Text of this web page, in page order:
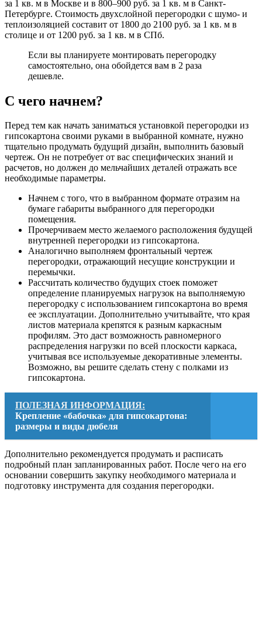
за 1 кв. м в Москве и в 800–900 руб. за 1 кв. м в Санкт-
Петербурге. Стоимость двухслойной перегородки с шумо- и
теплоизоляцией составит от 1800 до 2100 руб. за 1 кв. м в
столице и от 1200 руб. за 1 кв. м в СПб.
Если вы планируете монтировать перегородку
самостоятельно, она обойдется вам в 2 раза
дешевле.
С чего начнем?
Перед тем как начать заниматься установкой перегородки из
гипсокартона своими руками в выбранной комнате, нужно
тщательно продумать будущий дизайн, выполнить базовый
чертеж. Он не потребует от вас специфических знаний и
расчетов, но должен до мельчайших деталей отражать все
необходимые параметры.
Начнем с того, что в выбранном формате отразим на
бумаге габариты выбранного для перегородки
помещения.
Прочерчиваем место желаемого расположения будущей
внутренней перегородки из гипсокартона.
Аналогично выполняем фронтальный чертеж
перегородки, отражающий несущие конструкции и
перемычки.
Рассчитать количество будущих стоек поможет
определение планируемых нагрузок на выполняемую
перегородку с использованием гипсокартона во время
ее эксплуатации. Дополнительно учитывайте, что края
листов материала крепятся к разным каркасным
профилям. Это даст возможность равномерного
распределения нагрузки по всей плоскости каркаса,
учитывая все используемые декоративные элементы.
Возможно, вы решите сделать стену с полками из
гипсокартона.
ПОЛЕЗНАЯ ИНФОРМАЦИЯ:
Крепление «бабочка» для гипсокартона:
размеры и виды дюбеля
Дополнительно рекомендуется продумать и расписать
подробный план запланированных работ. После чего на его
основании совершить закупку необходимого материала и
подготовку инструмента для создания перегородки.